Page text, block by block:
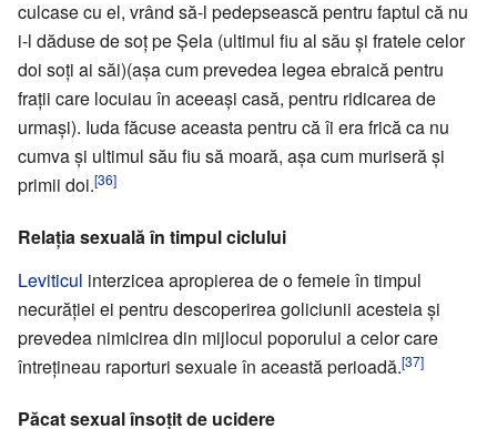
culcase cu el, vrând să-l pedepsească pentru faptul că nu
i-l dăduse de soț pe Şela (ultimul fiu al său și fratele celor
doi soți ai săi)(așa cum prevedea legea ebraică pentru
frații care locuiau în aceeași casă, pentru ridicarea de
urmași). Iuda făcuse aceasta pentru că îi era frică ca nu
cumva și ultimul său fiu să moară, așa cum muriseră și
primii doi.[36]
Relația sexuală în timpul ciclului
Leviticul interzicea apropierea de o femeie în timpul
necurăției ei pentru descoperirea goliciunii acesteia și
prevedea nimicirea din mijlocul poporului a celor care
întrețineau raporturi sexuale în această perioadă.[37]
Păcat sexual însoţit de ucidere